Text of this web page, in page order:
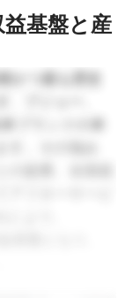
基盤と産
かつ最も歴史
プジョー、
ブランドの車